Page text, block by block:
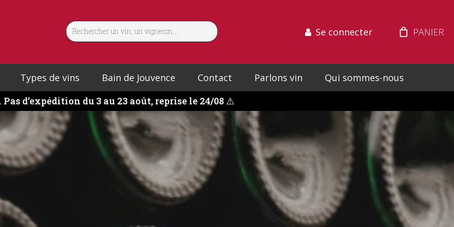
Se connecter
Types de vins Bain de Jouvence Contact Parlons vin
Qui sommes-nous
Pas d’expédition du 3 au 23 août, reprise le 24/08⚠️